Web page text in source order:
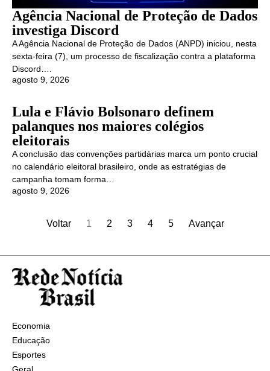
Agência Nacional de Proteção de Dados
investiga Discord
A Agência Nacional de Proteção de Dados (ANPD) iniciou, nesta
sexta-feira (7), um processo de fiscalização contra a plataforma
Discord….
agosto 9, 2026
Lula e Flávio Bolsonaro definem
palanques nos maiores colégios
eleitorais
A conclusão das convenções partidárias marca um ponto crucial
no calendário eleitoral brasileiro, onde as estratégias de
campanha tomam forma…
agosto 9, 2026
Voltar 1 2 3 4 5 Avançar
Economia
Educação
Esportes